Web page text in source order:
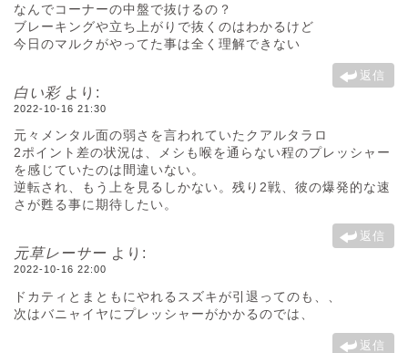
なんでコーナーの中盤で抜けるの？
ブレーキングや立ち上がりで抜くのはわかるけど
今日のマルクがやってた事は全く理解できない
返信
白い彩 より:
2022-10-16 21:30
元々メンタル面の弱さを言われていたクアルタラロ
2ポイント差の状況は、メシも喉を通らない程のプレッシャー
を感じていたのは間違いない。
逆転され、もう上を見るしかない。残り2戦、彼の爆発的な速
さが甦る事に期待したい。
返信
元草レーサー より:
2022-10-16 22:00
ドカティとまともにやれるスズキが引退ってのも、、
次はバニャイヤにプレッシャーがかかるのでは、
返信